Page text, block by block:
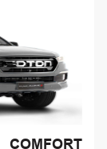
COMFORT